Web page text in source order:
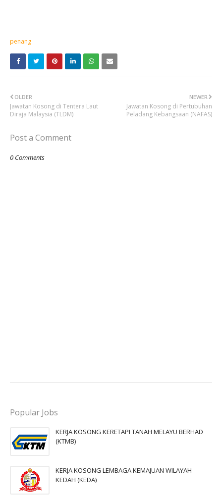
penang
NEWER
Jawatan Kosong di Pertubuhan
Peladang Kebangsaan (NAFAS)
OLDER
Jawatan Kosong di Tentera Laut
Diraja Malaysia (TLDM)
Post a Comment
0 Comments
Popular Jobs
KERJA KOSONG KERETAPI TANAH MELAYU BERHAD
(KTMB)
KERJA KOSONG LEMBAGA KEMAJUAN WILAYAH
KEDAH (KEDA)